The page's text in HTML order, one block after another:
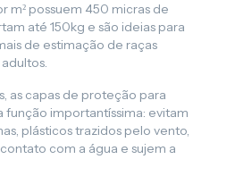
m² possuem 450 micras de
até 150kg e são ideias para
de estimação de raças
as capas de proteção para
função importantíssima: evitam
plásticos trazidos pelo vento,
com a água e sujem a